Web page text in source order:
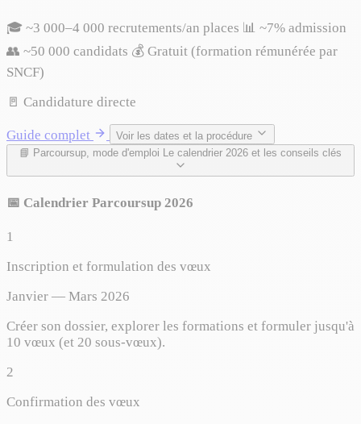
🎓 ~3 000–4 000 recrutements/an places 📊 ~7% admission
👥 ~50 000 candidats 💰 Gratuit (formation rémunérée par
SNCF)
🚪 Candidature directe
Guide complet
Voir les dates et la procédure
📘 Parcoursup, mode d'emploi Le calendrier 2026 et les conseils clés
📅 Calendrier Parcoursup 2026
1
Inscription et formulation des vœux
Janvier — Mars 2026
Créer son dossier, explorer les formations et formuler jusqu'à
10 vœux (et 20 sous-vœux).
2
Confirmation des vœux